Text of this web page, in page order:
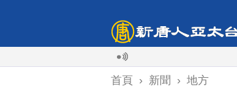
首頁 › 新聞 › 地方